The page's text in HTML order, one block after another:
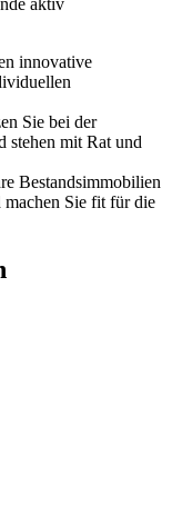
aktiv
innovative
Sie bei der
stehen mit Rat und
Bestandsimmobilien
machen Sie fit für die